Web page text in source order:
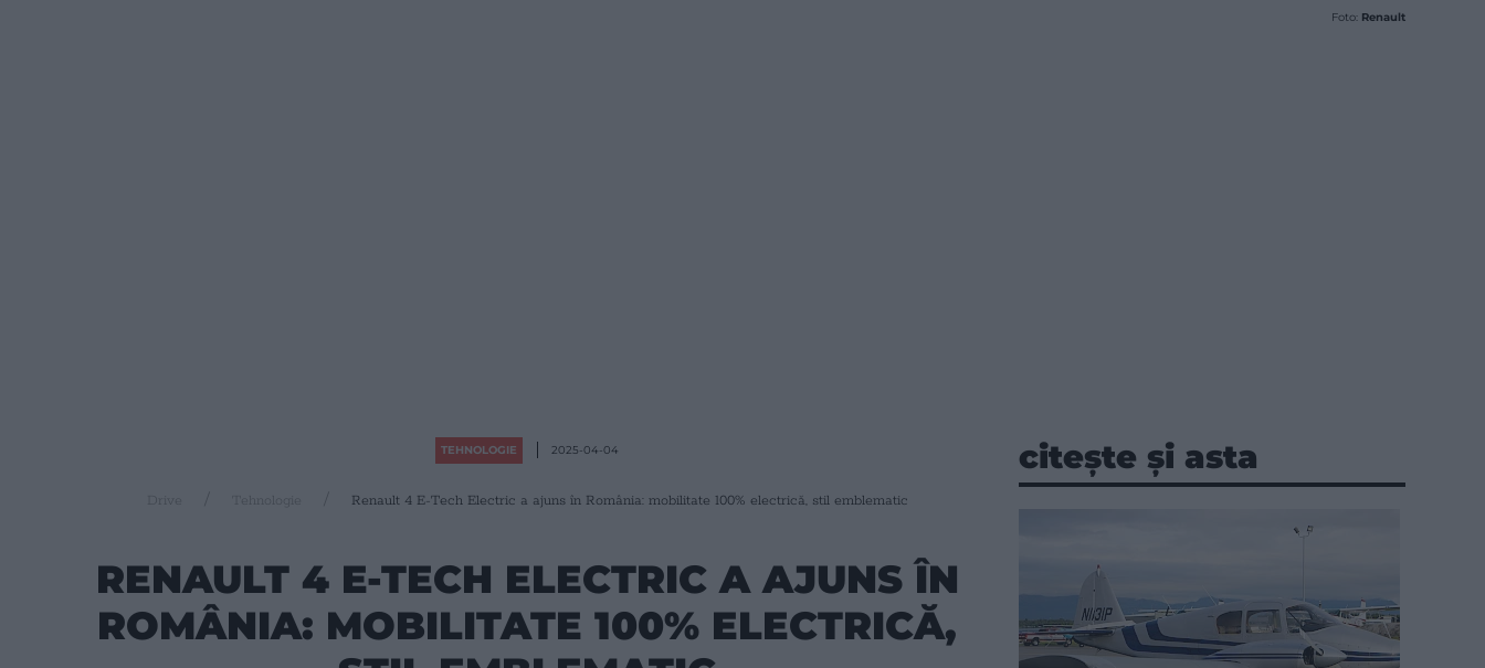
Foto: Renault
TEHNOLOGIE 2025-04-04
Drive Renault 4 E-Tech Electric a ajuns în România: mobilitate 100% electrică, stil emblematic
RENAULT 4 E-TECH ELECTRIC A AJUNS ÎN
ROMÂNIA: MOBILITATE 100% ELECTRICĂ,
citește și asta